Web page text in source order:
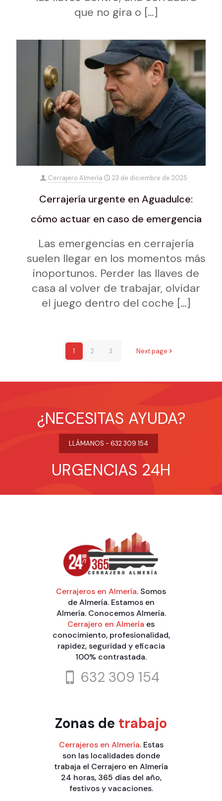
que no gira o […]
Cerrajero Almería 23 de diciembre de 2025
Cerrajería urgente en Aguadulce:
cómo actuar en caso de emergencia
Las emergencias en cerrajería
suelen llegar en los momentos más
inoportunos. Perder las llaves de
casa al volver de trabajar, olvidar
el juego dentro del coche […]
1 2 3 Next page
¿NECESITAS AYUDA?
LLÁMANOS - 632 309 154
URGENCIAS 24H
Cerrajeros en Almería. Somos
de Almería. Estamos en
Almería. Conocemos Almería.
Cerrajero en Almería es
conocimiento, profesionalidad,
rapidez, seguridad y eficacia
100% contrastada.
632 309 154
Zonas de trabajo
Cerrajeros en Almería. Estas
son las localidades donde
trabaja el Cerrajero en Almería
24 horas, 365 días del año,
festivos y vacaciones.